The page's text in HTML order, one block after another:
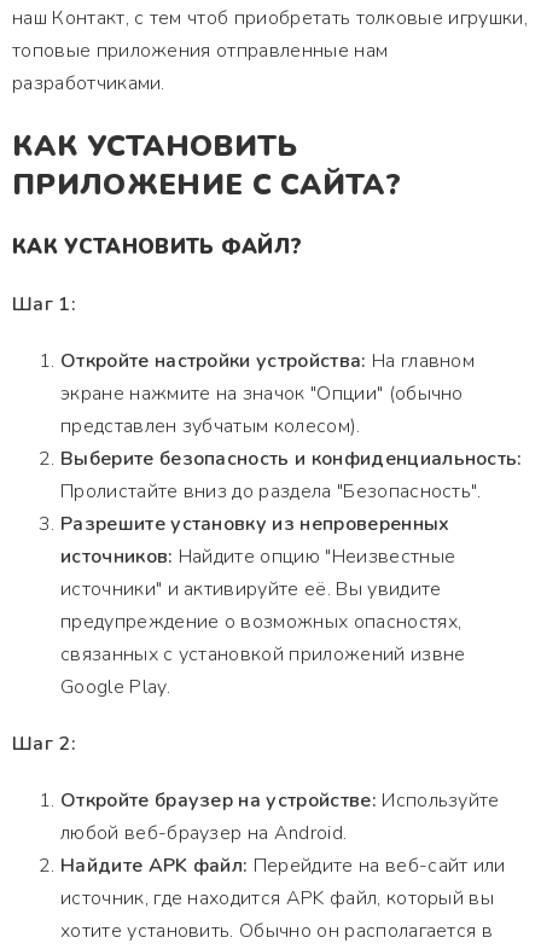
наш Контакт, с тем чтоб приобретать толковые игрушки,
топовые приложения отправленные нам
разработчиками.
КАК УСТАНОВИТЬ
ПРИЛОЖЕНИЕ С САЙТА?
КАК УСТАНОВИТЬ ФАЙЛ?
Шаг 1:
Откройте настройки устройства: На главном
экране нажмите на значок "Опции" (обычно
представлен зубчатым колесом).
Выберите безопасность и конфиденциальность:
Пролистайте вниз до раздела "Безопасность".
Разрешите установку из непроверенных
источников: Найдите опцию "Неизвестные
источники" и активируйте её. Вы увидите
предупреждение о возможных опасностях,
связанных с установкой приложений извне
Google Play.
Шаг 2:
Откройте браузер на устройстве: Используйте
любой веб-браузер на Android.
Найдите APK файл: Перейдите на веб-сайт или
источник, где находится APK файл, который вы
хотите установить. Обычно он располагается в